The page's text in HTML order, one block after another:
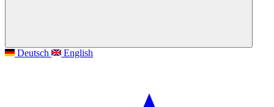
Deutsch English